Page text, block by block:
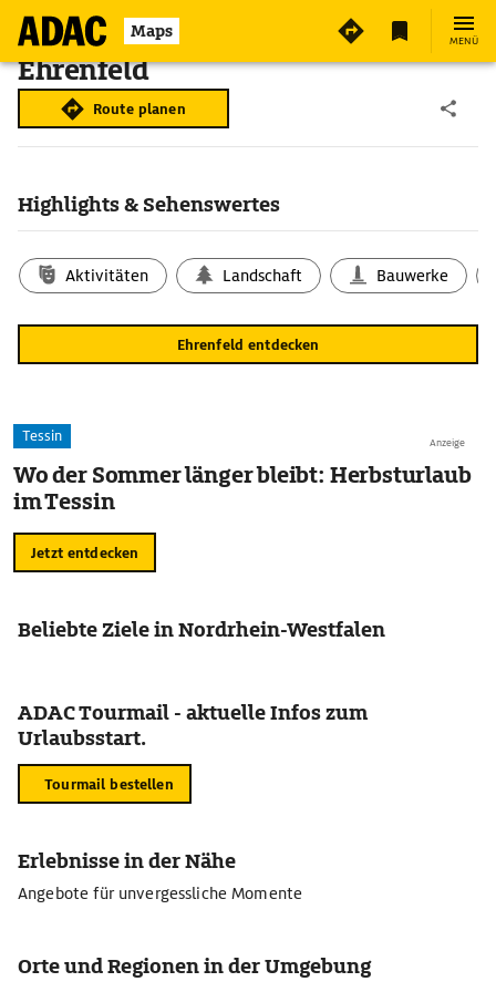
Maps MENÜ
Ehrenfeld
Route planen
Highlights & Sehenswertes
Aktivitäten Landschaft Bauwerke
Ehrenfeld entdecken
Anzeige
Tessin
Wo der Sommer länger bleibt: Herbsturlaub
im Tessin
Jetzt entdecken
Beliebte Ziele in Nordrhein-Westfalen
ADAC Tourmail - aktuelle Infos zum
Urlaubsstart.
Tourmail bestellen
Erlebnisse in der Nähe
Angebote für unvergessliche Momente
Orte und Regionen in der Umgebung